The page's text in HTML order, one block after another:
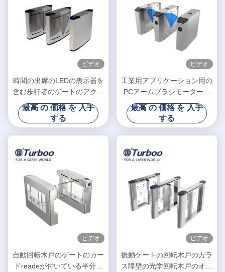
ビデオ
時間の出席のLEDの表示器を
含む歩行者のゲートのアクセ
ス管理の携帯用腰までの高さ
の回転木戸/折り返しの障壁
最高 の 価格 を 入手
する
ビデオ
工業用アプリケーション用の
PCアームブラシモータース
テンレス鋼製フラップバリア
ゲート
最高 の 価格 を 入手
する
ビデオ
自動回転木戸のゲートのカー
ドreadeが付いている半分の
ビデオ
振動ゲートの回転木戸のガラ
ス障壁の光学回転木戸のオフ